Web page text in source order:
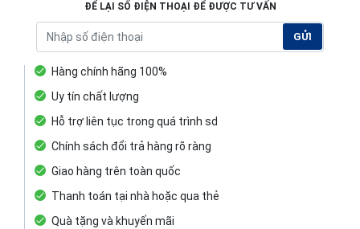
ĐỂ LẠI SỐ ĐIỆN THOẠI ĐỂ ĐƯỢC TƯ VẤN
GỬI
Hàng chính hãng 100%
Uy tín chất lượng
Hỗ trợ liên tục trong quá trình sd
Chính sách đổi trả hàng rõ ràng
Giao hàng trên toàn quốc
Thanh toán tại nhà hoặc qua thẻ
Quà tặng và khuyến mãi